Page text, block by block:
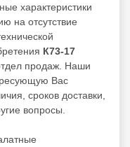
характеристики
на отсутствие
К73-17
продаж. Наши
Вас
сроков доставки,
вопросы.